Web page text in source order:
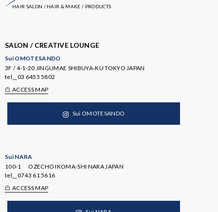
HAIR SALON / HAIR & MAKE / PRODUCTS
SALON / CREATIVE LOUNGE
Sui OMOTESANDO
3F / 4-1-20 JINGUMAE SHIBUYA-KU TOKYO JAPAN
tel__ 03 6455 5802
ACCESS MAP
Sui OMOTESANDO
Sui NARA
100-1 OZECHO IKOMA-SHI NARA JAPAN
tel__ 0743 61 5616
ACCESS MAP